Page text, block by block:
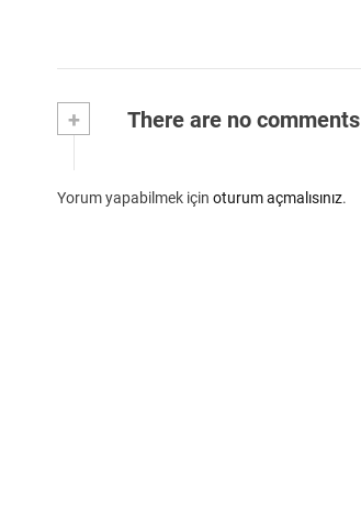
+ There are no comments
Yorum yapabilmek için oturum açmalısınız.